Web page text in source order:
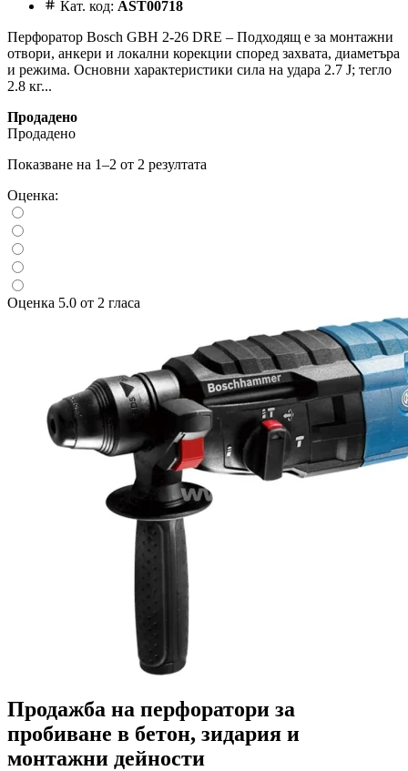
Кат. код: AST00718
Перфоратор Bosch GBH 2-26 DRE – Подходящ е за монтажни
отвори, анкери и локални корекции според захвата, диаметъра
и режима. Основни характеристики сила на удара 2.7 J; тегло
2.8 кг...
Продадено
Продадено
Показване на 1–2 от 2 резултата
Оценка:
Оценка 5.0 от 2 гласа
Продажба на перфоратори за
пробиване в бетон, зидария и
монтажни дейности